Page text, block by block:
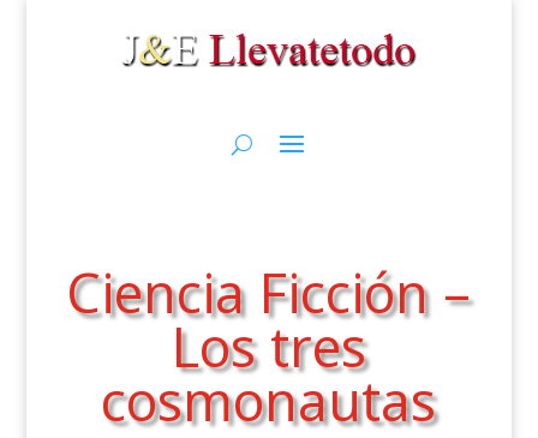
Ciencia Ficción –
Los tres
cosmonautas